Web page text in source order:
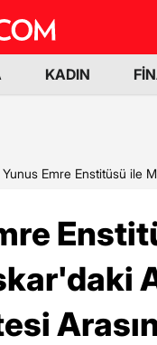
KADIN
Yunus Emre Enstitüsü ile